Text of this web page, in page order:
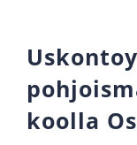
koolla